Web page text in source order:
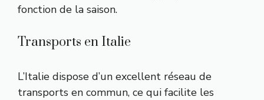
fonction de la saison.
Transports en Italie
L’Italie dispose d’un excellent réseau de
transports en commun, ce qui facilite les